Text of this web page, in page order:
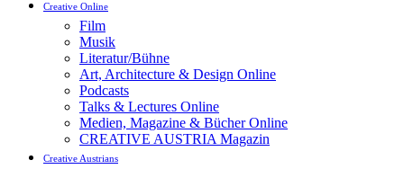
Creative Online
Film
Musik
Literatur/Bühne
Art, Architecture & Design Online
Podcasts
Talks & Lectures Online
Medien, Magazine & Bücher Online
CREATIVE AUSTRIA Magazin
Creative Austrians